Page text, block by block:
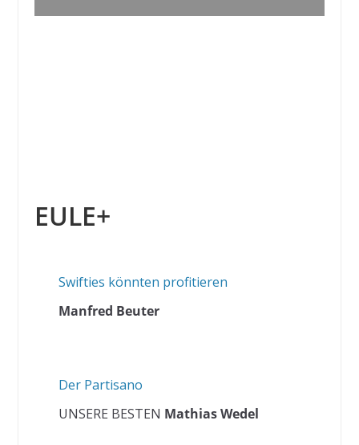
EULE+
Swifties könnten profitieren
Manfred Beuter
Der Partisano
UNSERE BESTEN Mathias Wedel